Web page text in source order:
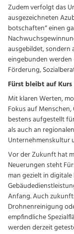
Zudem verfolgt das
ausgezeichneten
botschaften“ einen
ausgebildet,
eingebunden
Förderung,
Fürst bleibt auf
Mit klaren Werten,
Fokus auf
bestens aufgestellt
als auch an
Unternehmenskultur
Vor der Zukunft hat
Neuerungen steht
man gezielt in
Anfang. Auch
Drohnenreinigung
empfindliche
werden derzeit